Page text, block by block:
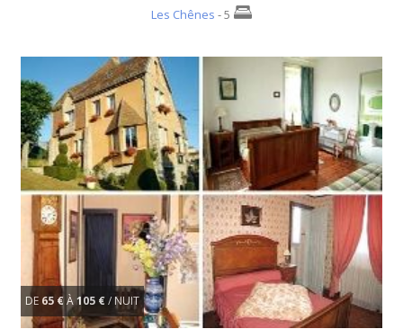
Les Chênes - 5
DE 65 €À105 €/ NUIT